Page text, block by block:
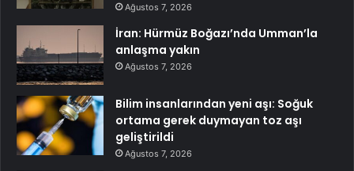
Ağustos 7, 2026
İran: Hürmüz Boğazı’nda Umman’la
anlaşma yakın
Ağustos 7, 2026
Bilim insanlarından yeni aşı: Soğuk
ortama gerek duymayan toz aşı
geliştirildi
Ağustos 7, 2026